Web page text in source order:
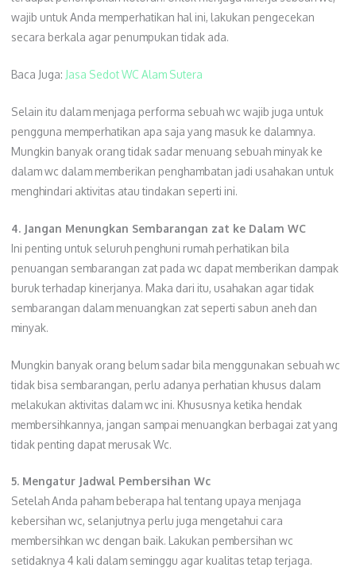
wajib untuk Anda memperhatikan hal ini, lakukan pengecekan
secara berkala agar penumpukan tidak ada.
Baca Juga: Jasa Sedot WC Alam Sutera
Selain itu dalam menjaga performa sebuah wc wajib juga untuk
pengguna memperhatikan apa saja yang masuk ke dalamnya.
Mungkin banyak orang tidak sadar menuang sebuah minyak ke
dalam wc dalam memberikan penghambatan jadi usahakan untuk
menghindari aktivitas atau tindakan seperti ini.
4. Jangan Menungkan Sembarangan zat ke Dalam WC
Ini penting untuk seluruh penghuni rumah perhatikan bila
penuangan sembarangan zat pada wc dapat memberikan dampak
buruk terhadap kinerjanya. Maka dari itu, usahakan agar tidak
sembarangan dalam menuangkan zat seperti sabun aneh dan
minyak.
Mungkin banyak orang belum sadar bila menggunakan sebuah wc
tidak bisa sembarangan, perlu adanya perhatian khusus dalam
melakukan aktivitas dalam wc ini. Khususnya ketika hendak
membersihkannya, jangan sampai menuangkan berbagai zat yang
tidak penting dapat merusak Wc.
5. Mengatur Jadwal Pembersihan Wc
Setelah Anda paham beberapa hal tentang upaya menjaga
kebersihan wc, selanjutnya perlu juga mengetahui cara
membersihkan wc dengan baik. Lakukan pembersihan wc
setidaknya 4 kali dalam seminggu agar kualitas tetap terjaga.